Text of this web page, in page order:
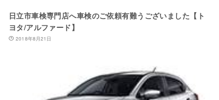
日立市車検専門店へ車検のご依頼有難うございました【ト
ヨタ/アルファード】
2018年8月21日